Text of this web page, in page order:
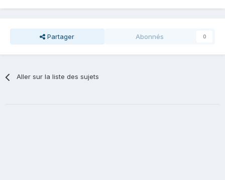
Partager Abonnés 0
Aller sur la liste des sujets